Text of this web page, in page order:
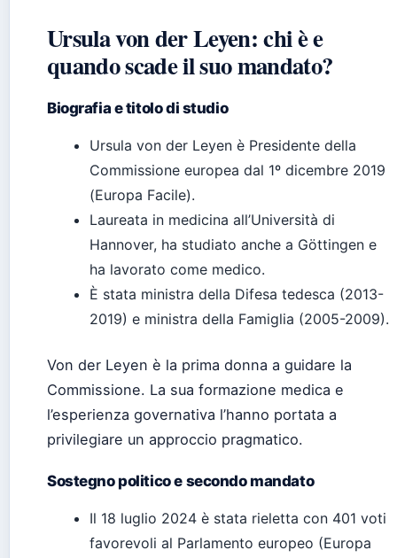
Ursula von der Leyen: chi è e
quando scade il suo mandato?
Biografia e titolo di studio
Ursula von der Leyen è Presidente della
Commissione europea dal 1º dicembre 2019
(Europa Facile).
Laureata in medicina all’Università di
Hannover, ha studiato anche a Göttingen e
ha lavorato come medico.
È stata ministra della Difesa tedesca (2013-
2019) e ministra della Famiglia (2005-2009).
Von der Leyen è la prima donna a guidare la
Commissione. La sua formazione medica e
l’esperienza governativa l’hanno portata a
privilegiare un approccio pragmatico.
Sostegno politico e secondo mandato
Il 18 luglio 2024 è stata rieletta con 401 voti
favorevoli al Parlamento europeo (Europa